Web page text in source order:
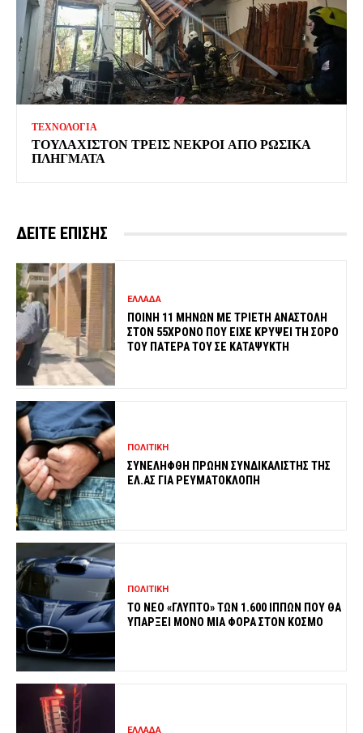
ΤΕΧΝΟΛΟΓΙΑ
ΤΟΥΛΑΧΙΣΤΟΝ ΤΡΕΙΣ ΝΕΚΡΟΙ ΑΠΟ ΡΩΣΙΚΑ
ΠΛΗΓΜΑΤΑ
ΔΕΙΤΕ ΕΠΙΣΗΣ
ΕΛΛΑΔΑ
ΠΟΙΝΗ 11 ΜΗΝΩΝ ΜΕ ΤΡΙΕΤΗ ΑΝΑΣΤΟΛΗ
ΣΤΟΝ 55ΧΡΟΝΟ ΠΟΥ ΕΙΧΕ ΚΡΥΨΕΙ ΤΗ ΣΟΡΟ
ΤΟΥ ΠΑΤΕΡΑ ΤΟΥ ΣΕ ΚΑΤΑΨΥΚΤΗ
ΠΟΛΙΤΙΚΗ
ΣΥΝΕΛΗΦΘΗ ΠΡΩΗΝ ΣΥΝΔΙΚΑΛΙΣΤΗΣ ΤΗΣ
ΕΛ.ΑΣ ΓΙΑ ΡΕΥΜΑΤΟΚΛΟΠΗ
ΠΟΛΙΤΙΚΗ
ΤΟ ΝΕΟ «ΓΛΥΠΤΟ» ΤΩΝ 1.600 ΙΠΠΩΝ ΠΟΥ ΘΑ
ΥΠΑΡΞΕΙ ΜΟΝΟ ΜΙΑ ΦΟΡΑ ΣΤΟΝ ΚΟΣΜΟ
ΕΛΛΑΔΑ